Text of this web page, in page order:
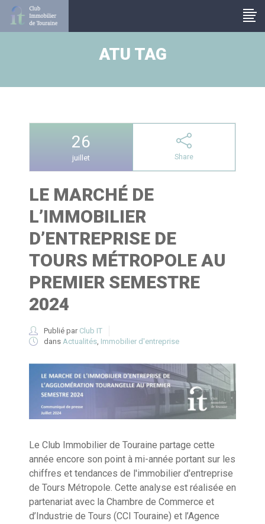
ATU TAG
26
juillet Share
LE MARCHÉ DE
L’IMMOBILIER
D’ENTREPRISE DE
TOURS MÉTROPOLE AU
PREMIER SEMESTRE
2024
Publié par Club IT
dans Actualités, Immobilier d'entreprise
Le Club Immobilier de Touraine partage cette
année encore son point à mi-année portant sur les
chiffres et tendances de l'immobilier d'entreprise
de Tours Métropole. Cette analyse est réalisée en
partenariat avec la Chambre de Commerce et
d’Industrie de Tours (CCI Touraine) et l’Agence
Panneau de gestion des cookies